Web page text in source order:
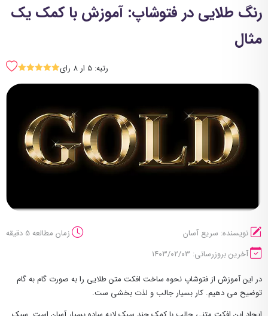
رنگ طلایی در فتوشاپ: آموزش با کمک یک
مثال
رتبه: 5 ار 8 رای SSSSS
نویسنده: سریع آسان
زمان مطالعه 5 دقیقه
آخرین بروزرسانی: ۱۴۰۳/۰۲/۰۳
در این آموزش از فتوشاپ نحوه ساخت افکت متن طلایی را به صورت گام به گام
توضیح می دهیم. کار بسیار جالب و لذت بخشی ست.